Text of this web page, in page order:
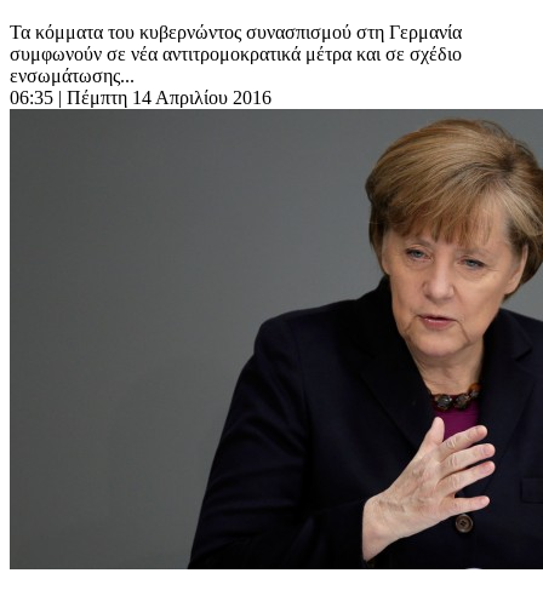
Τα κόμματα του κυβερνώντος συνασπισμού στη Γερμανία
συμφωνούν σε νέα αντιτρομοκρατικά μέτρα και σε σχέδιο
ενσωμάτωσης...
06:35 | Πέμπτη 14 Απριλίου 2016